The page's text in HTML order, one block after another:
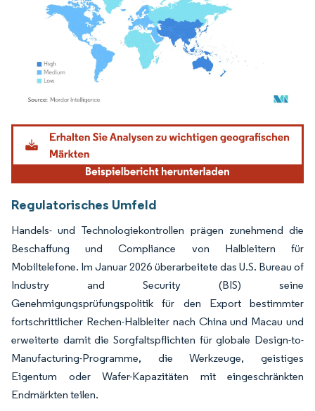
Bild © Mordor Intelligence. Wiederverwendung erfordert Namensnennung gemäß
Regulatorisches Umfeld
Handels- und Technologiekontrollen prägen zunehmend die
Beschaffung und Compliance von Halbleitern für
Mobiltelefone. Im Januar 2026 überarbeitete das U.S. Bureau of
Industry and Security (BIS) seine
Genehmigungsprüfungspolitik für den Export bestimmter
fortschrittlicher Rechen-Halbleiter nach China und Macau und
erweiterte damit die Sorgfaltspflichten für globale Design-to-
Manufacturing-Programme, die Werkzeuge, geistiges
Eigentum oder Wafer-Kapazitäten mit eingeschränkten
Endmärkten teilen.